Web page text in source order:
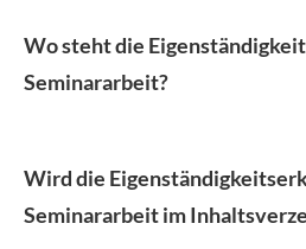
Wo steht die
Seminararbeit?
Wird die
Seminararbeit im